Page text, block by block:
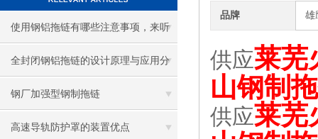
使用钢铝拖链有哪些注意事项，来听
听钢铝拖链厂家怎么说！
全封闭钢铝拖链的设计原理与应用分
析
钢厂加强型钢制拖链
高速导轨防护罩的装置优点
品牌 雄
供应莱芜
山钢制
供应莱芜